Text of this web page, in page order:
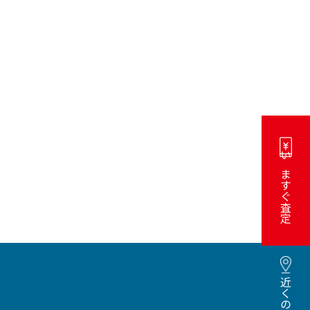
いますぐ査定